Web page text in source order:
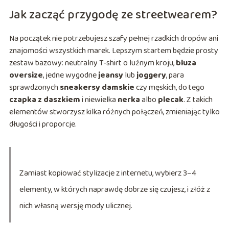
Jak zacząć przygodę ze streetwearem?
Na początek nie potrzebujesz szafy pełnej rzadkich dropów ani
znajomości wszystkich marek. Lepszym startem będzie prosty
zestaw bazowy: neutralny T‑shirt o luźnym kroju,bluza
oversize, jedne wygodnejeansy lubjoggery, para
sprawdzonychsneakersy damskieczy męskich, do tego
czapka z daszkiemi niewielka nerkaalbo plecak. Z takich
elementów stworzysz kilka różnych połączeń, zmieniając tylko
długości i proporcje.
Zamiast kopiować stylizacje z internetu, wybierz 3–4
elementy, w których naprawdę dobrze się czujesz, i złóż z
nich własną wersję mody ulicznej.